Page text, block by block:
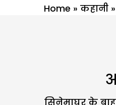
Home » कहानी »
सिनेमाघर के